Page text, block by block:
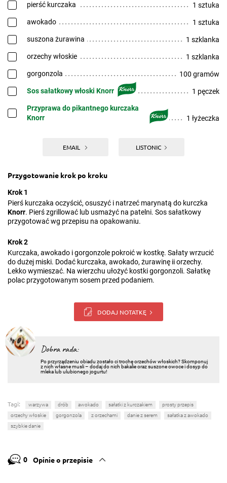
pierść kurczaka 1 sztuka
awokado 1 sztuka
suszona żurawina 1 szklanka
orzechy włoskie 1 szklanka
gorgonzola 100 gramów
Sos sałatkowy włoski Knorr 1 pęczek
Przyprawa do pikantnego kurczaka
Knorr
1 łyżeczka
EMAIL LISTONIC
Przygotowanie krok po kroku
Krok 1
Pierś kurczaka oczyścić, osuszyć i natrzeć marynatą do kurczka
Knorr. Pierś zgrillować lub usmażyć na patelni. Sos sałatkowy
przygotować wg przepisu na opakowaniu.
Krok 2
Kurczaka, awokado i gorgonzole pokroić w kostkę. Sałaty wrzucić
do dużej miski. Dodać kurczaka, awokado, żurawinę ii orzechy.
Lekko wymieszać. Na wierzchu ułożyć kostki gorgonzoli. Sałatkę
polac przygotowanym sosem przed podaniem.
DODAJ NOTATKĘ
Dobra rada:
Po przyrządzeniu obiadu zostało ci trochę orzechów włoskich? Skomponuj
z nich własne musli – dodaj do nich bakalie oraz suszone owoce i dosyp do
mleka lub ulubionego jogurtu!
Tagi: warzywa drób awokado sałatki z kurczakiem
prosty przepis
orzechy włoskie
gorgonzola z orzechami danie z serem
sałatka z awokado
szybkie danie
0 Opinie o przepisie